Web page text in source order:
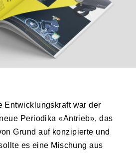
Entwicklungskraft war der
Periodika «Antrieb», das
Grund auf konzipierte und
es eine Mischung aus